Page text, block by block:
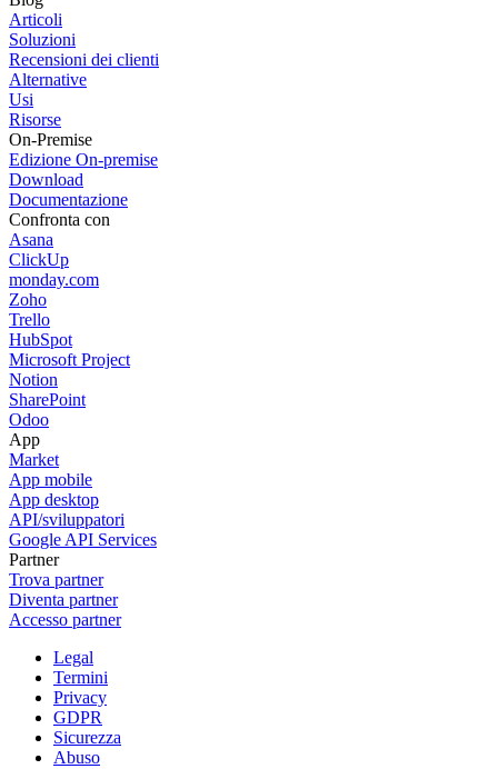
Articoli
Soluzioni
Recensioni dei clienti
Alternative
Usi
Risorse
On-Premise
Edizione On-premise
Download
Documentazione
Confronta con
Asana
ClickUp
monday.com
Zoho
Trello
HubSpot
Microsoft Project
Notion
SharePoint
Odoo
App
Market
App mobile
App desktop
API/sviluppatori
Google API Services
Partner
Trova partner
Diventa partner
Accesso partner
Legal
Termini
Privacy
GDPR
Sicurezza
Abuso